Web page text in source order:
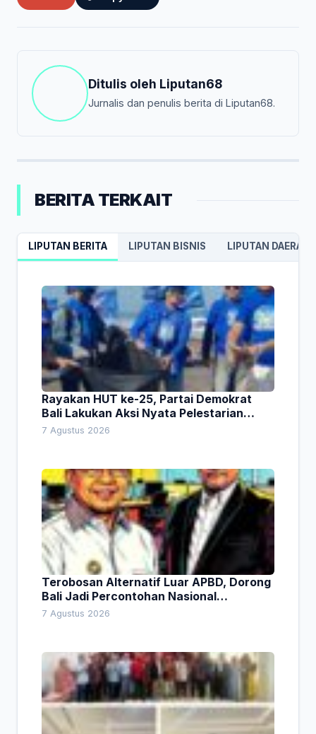
Ditulis oleh Liputan68
Jurnalis dan penulis berita di Liputan68.
BERITA TERKAIT
LIPUTAN BERITA LIPUTAN BISNIS LIPUTAN DAERAH
Rayakan HUT ke-25, Partai Demokrat
Bali Lakukan Aksi Nyata Pelestarian
Lingkungan
7 Agustus 2026
Terobosan Alternatif Luar APBD, Dorong
Bali Jadi Percontohan Nasional
Pembiayaan Daerah
7 Agustus 2026